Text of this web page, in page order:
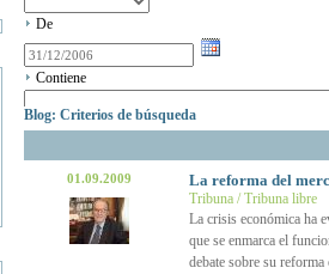
De
Contiene
Blog: Criterios de búsqueda
01.09.2009 La reforma del
Tribuna / Tribuna libre
La crisis económica ha
que se enmarca el
debate sobre su